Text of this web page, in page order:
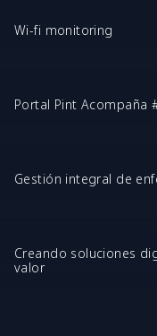
Wi-fi monitoring
Portal Pint Acompaña
Gestión integral de
Creando soluciones
valor